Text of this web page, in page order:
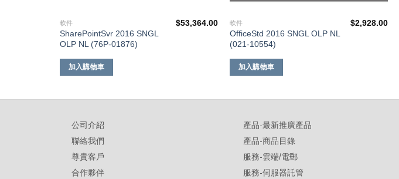
軟件
SharePointSvr 2016 SNGL
OLP NL (76P-01876)
$53,364.00
加入購物車
軟件
OfficeStd 2016 SNGL OLP NL
(021-10554)
$2,928.00
加入購物車
公司介紹
聯絡我們
尊貴客戶
合作夥伴
產品-最新推廣產品
產品-商品目錄
服務-雲端/電郵
服務-伺服器託管